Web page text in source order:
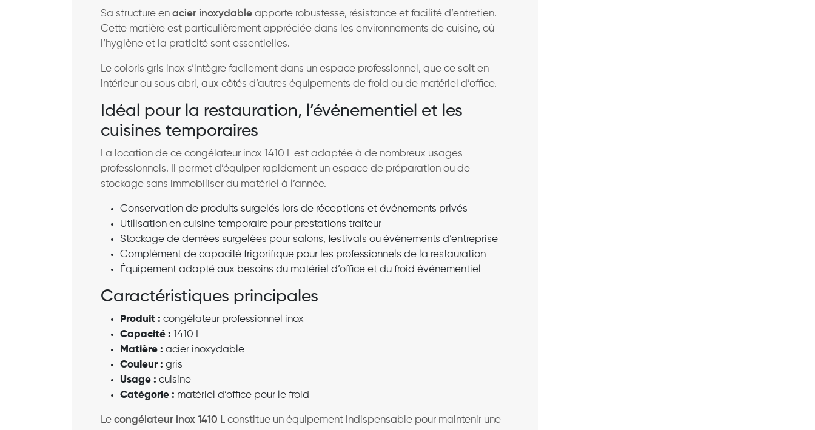
Sa structure en acier inoxydable apporte robustesse, résistance et facilité d’entretien.
Cette matière est particulièrement appréciée dans les environnements de cuisine, où
l’hygiène et la praticité sont essentielles.
Le coloris gris inox s’intègre facilement dans un espace professionnel, que ce soit en
intérieur ou sous abri, aux côtés d’autres équipements de froid ou de matériel d’office.
Idéal pour la restauration, l’événementiel et les
cuisines temporaires
La location de ce congélateur inox 1410 L est adaptée à de nombreux usages
professionnels. Il permet d’équiper rapidement un espace de préparation ou de
stockage sans immobiliser du matériel à l’année.
Conservation de produits surgelés lors de réceptions et événements privés
Utilisation en cuisine temporaire pour prestations traiteur
Stockage de denrées surgelées pour salons, festivals ou événements d’entreprise
Complément de capacité frigorifique pour les professionnels de la restauration
Équipement adapté aux besoins du matériel d’office et du froid événementiel
Caractéristiques principales
Produit : congélateur professionnel inox
Capacité : 1410 L
Matière : acier inoxydable
Couleur : gris
Usage : cuisine
Catégorie : matériel d’office pour le froid
Le congélateur inox 1410 L constitue un équipement indispensable pour maintenir une